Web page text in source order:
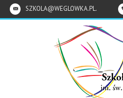
SZKOLA@WEGLOWKA.PL.